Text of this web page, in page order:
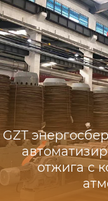
GZT
отжига с